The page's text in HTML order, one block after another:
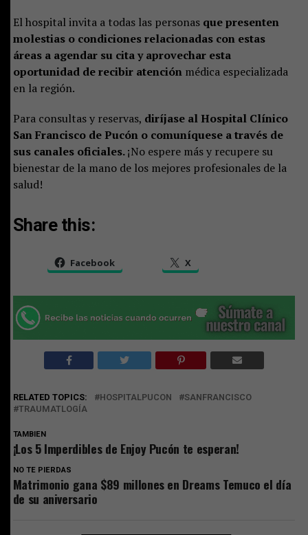
El hospital invita a todas las personas que presenten
molestias o condiciones relacionadas con estas
áreas a agendar su cita y aprovechar esta
oportunidad de recibir atenciónmédica especializada
en la región.
Para consultas y reservas, diríjase al Hospital Clínico
San Francisco de Pucón o comuníquese a través de
sus canales oficiales.¡No espere más y recupere su
bienestar de la mano de los mejores profesionales de la
salud!
Share this:
Facebook X
RELATED TOPICS: HOSPITALPUCON
SANFRANCISCO
TRAUMATLOGÍA
TAMBIEN
¡Los 5 Imperdibles de Enjoy Pucón te esperan!
NO TE PIERDAS
Matrimonio gana $89 millones en Dreams Temuco el día
de su aniversario